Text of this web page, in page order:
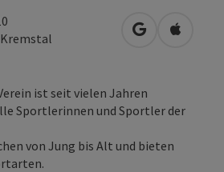
in Google
in
ist seit vielen Jahren
Sportlerinnen und Sportler der
von Jung bis Alt und bieten